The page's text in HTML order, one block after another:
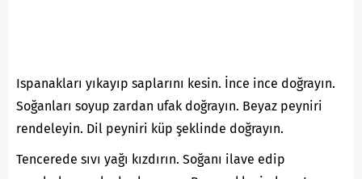
Ispanakları yıkayıp saplarını kesin. İnce ince doğrayın.
Soğanları soyup zardan ufak doğrayın. Beyaz peyniri
rendeleyin. Dil peyniri küp şeklinde doğrayın.
Tencerede sıvı yağı kızdırın. Soğanı ilave edip